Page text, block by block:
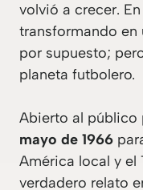
volvió a crecer.
transformando en
por supuesto;
planeta futbolero.
Abierto al público
mayo de 1966
América local y
verdadero relato